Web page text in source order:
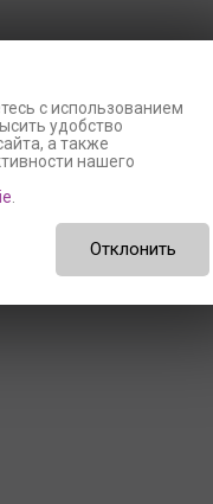
с использованием
удобство
а также
нашего
Отклонить